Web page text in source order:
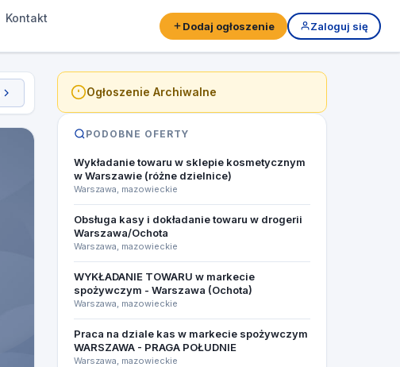
Kontakt
Dodaj ogłoszenie Zaloguj się
Ogłoszenie Archiwalne
PODOBNE OFERTY
Wykładanie towaru w sklepie kosmetycznym
w Warszawie (różne dzielnice)
Warszawa, mazowieckie
Obsługa kasy i dokładanie towaru w drogerii
Warszawa/Ochota
Warszawa, mazowieckie
WYKŁADANIE TOWARU w markecie
spożywczym - Warszawa (Ochota)
Warszawa, mazowieckie
Praca na dziale kas w markecie spożywczym
WARSZAWA - PRAGA POŁUDNIE
Warszawa, mazowieckie